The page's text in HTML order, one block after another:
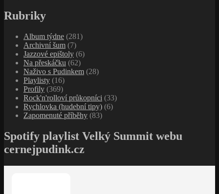
Rubriky
Album týdne (281)
Archivní šum (7)
Jazzové epištoly (6)
Na přeskáčku (62)
Naživo s Pudinkem (28)
Playlisty (16)
Profily (369)
Rock'n'rolloví průkopníci (33)
Rychlovka (hudební tipy) (6)
Zapomenuté příběhy (83)
Spotify playlist Velký Summit webu
cernejpudink.cz